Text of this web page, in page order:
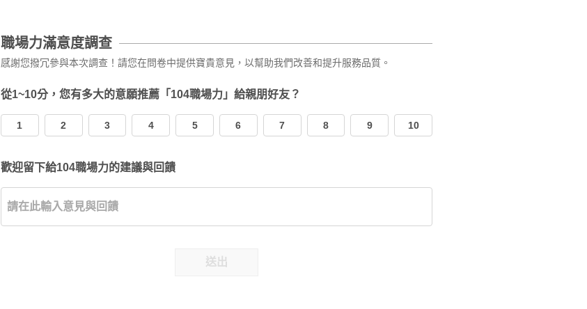
職場力滿意度調查
感謝您撥冗參與本次調查！請您在問卷中提供寶貴意見，以幫助我們改善和提升服務品質。
從1~10分，您有多大的意願推薦「104職場力」給親朋好友？
1 2 3 4 5 6 7 8 9 10
歡迎留下給104職場力的建議與回饋
送出